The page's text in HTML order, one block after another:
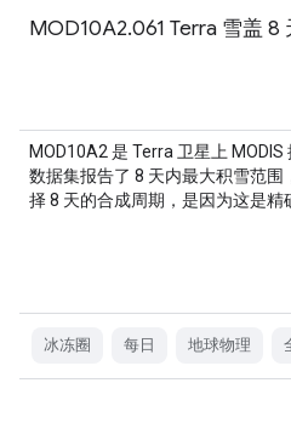
MOD10A2.061 Terra 雪盖 8
MOD10A2 是 Terra 卫星上
数据集报告了 8 天内最大积雪范
择 8 天的合成周期，是因为这是精
冰冻圈 每日 地球物理